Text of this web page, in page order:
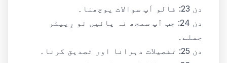
دن 23: فالو اَپ سوالات پوچھنا۔
دن 24: جب آپ سمجھ نہ پائیں تو رِپیئر
جملے۔
دن 25: تفصیلات دہرانا اور تصدیق کرنا۔